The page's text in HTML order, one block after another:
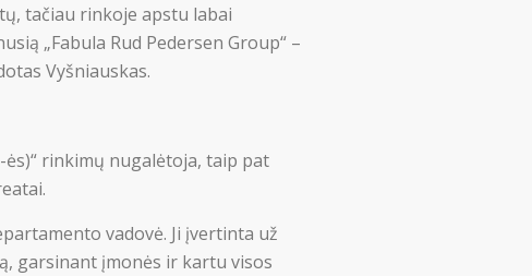
tačiau rinkoje apstu labai
„Fabula Rud Pedersen Group“ –
Vyšniauskas.
ės)“ rinkimų nugalėtoja, taip pat
vadovė. Ji įvertinta už
garsinant įmonės ir kartu visos